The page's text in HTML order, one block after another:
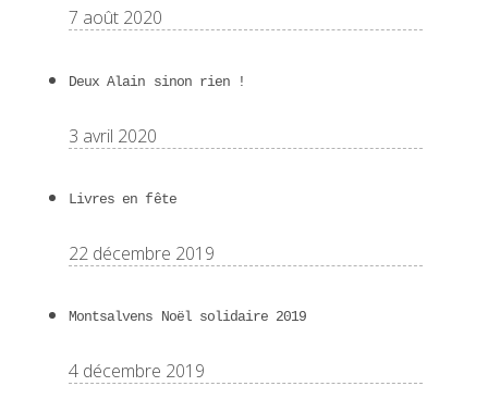
7 août 2020
Deux Alain sinon rien !
3 avril 2020
Livres en fête
22 décembre 2019
Montsalvens Noël solidaire 2019
4 décembre 2019